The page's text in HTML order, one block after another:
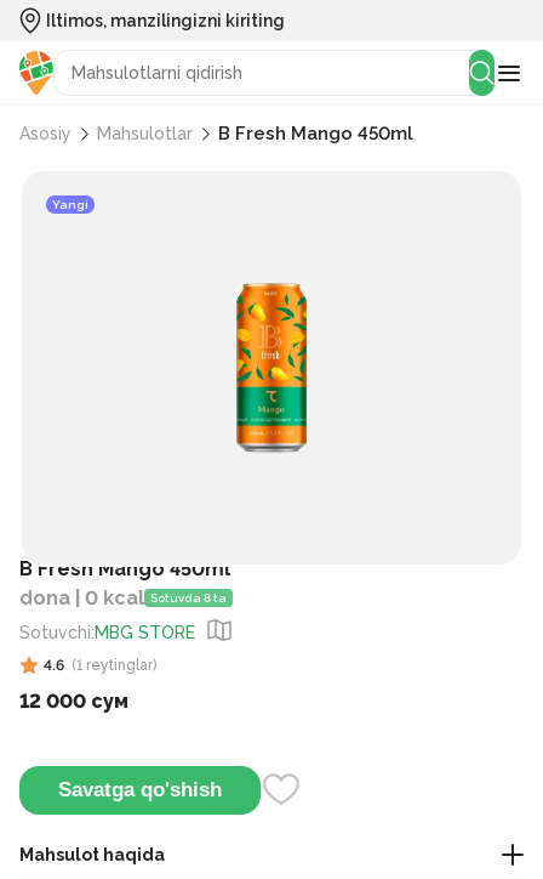
Iltimos, manzilingizni kiriting
Asosiy Mahsulotlar B Fresh Mango 450ml
Yangi
B Fresh Mango 450ml
dona | 0 kcal Sotuvda 8 ta
Sotuvchi:MBG STORE
4.6 (1 reytinglar)
12 000 сум
Savatga qo'shish
Mahsulot haqida